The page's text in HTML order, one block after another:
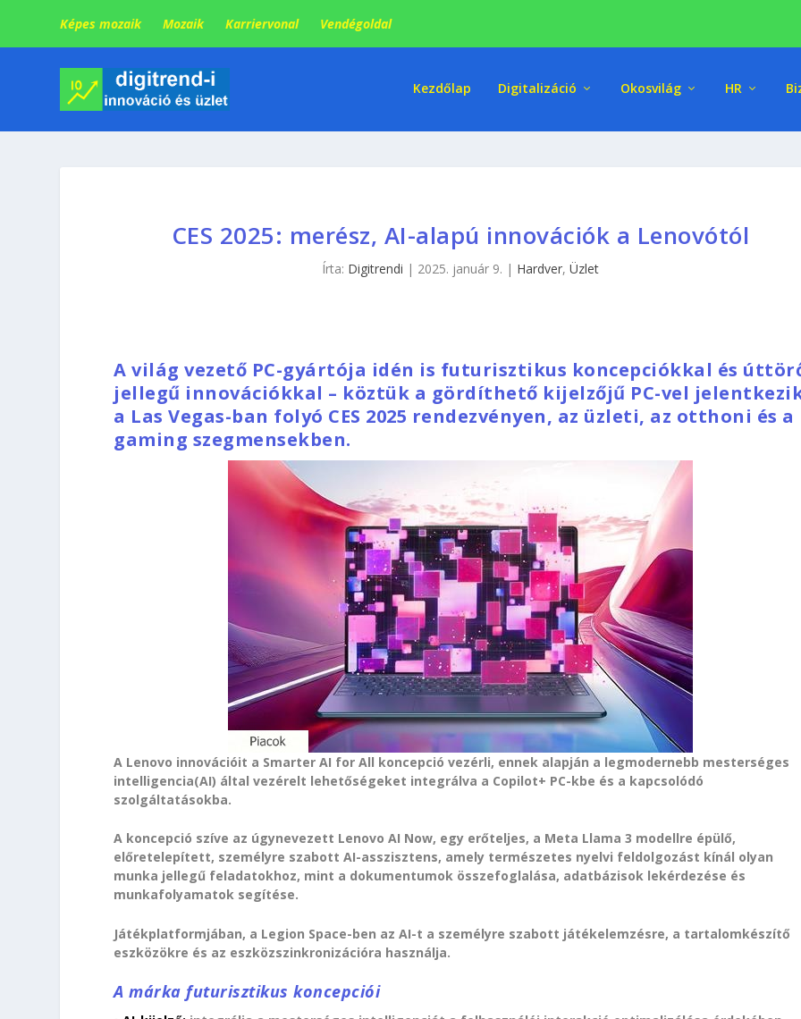
Képes mozaik Mozaik Karriervonal Vendégoldal
Kezdőlap Digitalizáció Okosvilág HR
CES 2025: merész, AI-alapú innovációk a Lenovótól
Írta: Digitrendi | 2025. január 9. | Hardver, Üzlet
A világ vezető PC-gyártója idén is futurisztikus koncepciókkal és
jellegű innovációkkal – köztük a gördíthető kijelzőjű PC-vel
a Las Vegas-ban folyó CES 2025 rendezvényen, az üzleti, az otthoni és a
gaming szegmensekben.
A Lenovo innovációit a Smarter AI for All koncepció vezérli, ennek alapján a legmodernebb mesterséges
intelligencia(AI) által vezérelt lehetőségeket integrálva a Copilot+ PC-kbe és a kapcsolódó
szolgáltatásokba.
A koncepció szíve az úgynevezett Lenovo AI Now, egy erőteljes, a Meta Llama 3 modellre épülő,
előretelepített, személyre szabott AI-asszisztens, amely természetes nyelvi feldolgozást kínál olyan
munka jellegű feladatokhoz, mint a dokumentumok összefoglalása, adatbázisok lekérdezése és
munkafolyamatok segítése.
Játékplatformjában, a Legion Space-ben az AI-t a személyre szabott játékelemzésre, a tartalomkészítő
eszközökre és az eszközszinkronizációra használja.
A márka futurisztikus koncepciói